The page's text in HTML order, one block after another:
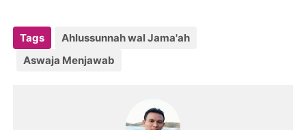
Tags
Ahlussunnah wal Jama'ah
Aswaja Menjawab